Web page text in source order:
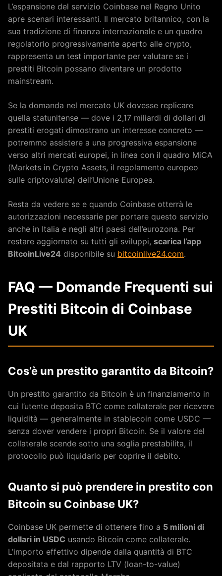
L’espansione del servizio Coinbase nel Regno Unito
apre scenari interessanti. Il mercato britannico, con la
sua tradizione di finanza internazionale e un quadro
regolatorio progressivamente aperto alle crypto,
rappresenta un test importante per valutare se i
prestiti Bitcoin possano diventare un prodotto
mainstream.
Se la domanda nel mercato UK dovesse replicare
quella statunitense — dove i 2,17 miliardi di dollari di
prestiti erogati dimostrano un interesse concreto —
potremmo assistere a una progressiva espansione
verso altri mercati europei, in linea con il quadro MiCA
(Markets in Crypto Assets, il regolamento europeo
sulle criptovalute) dell’Unione Europea.
Resta da vedere se e quando Coinbase otterrà le
autorizzazioni necessarie per portare questo servizio
anche in Italia e negli altri paesi dell’eurozona. Per
restare aggiornato su tutti gli sviluppi, scarica l’app
BitcoinLive24 disponibile su bitcoinlive24.com.
FAQ — Domande Frequenti sui
Prestiti Bitcoin di Coinbase
UK
Cos’è un prestito garantito da Bitcoin?
Un prestito garantito da Bitcoin è un finanziamento in
cui l’utente deposita BTC come collaterale per ricevere
liquidità — generalmente in stablecoin come USDC —
senza dover vendere i propri Bitcoin. Se il valore del
collaterale scende sotto una soglia prestabilita, il
protocollo può liquidarlo per coprire il debito.
Quanto si può prendere in prestito con
Bitcoin su Coinbase UK?
Coinbase UK permette di ottenere fino a 5 milioni di
dollari in USDC usando Bitcoin come collaterale.
L’importo effettivo dipende dalla quantità di BTC
depositata e dal rapporto LTV (loan-to-value)